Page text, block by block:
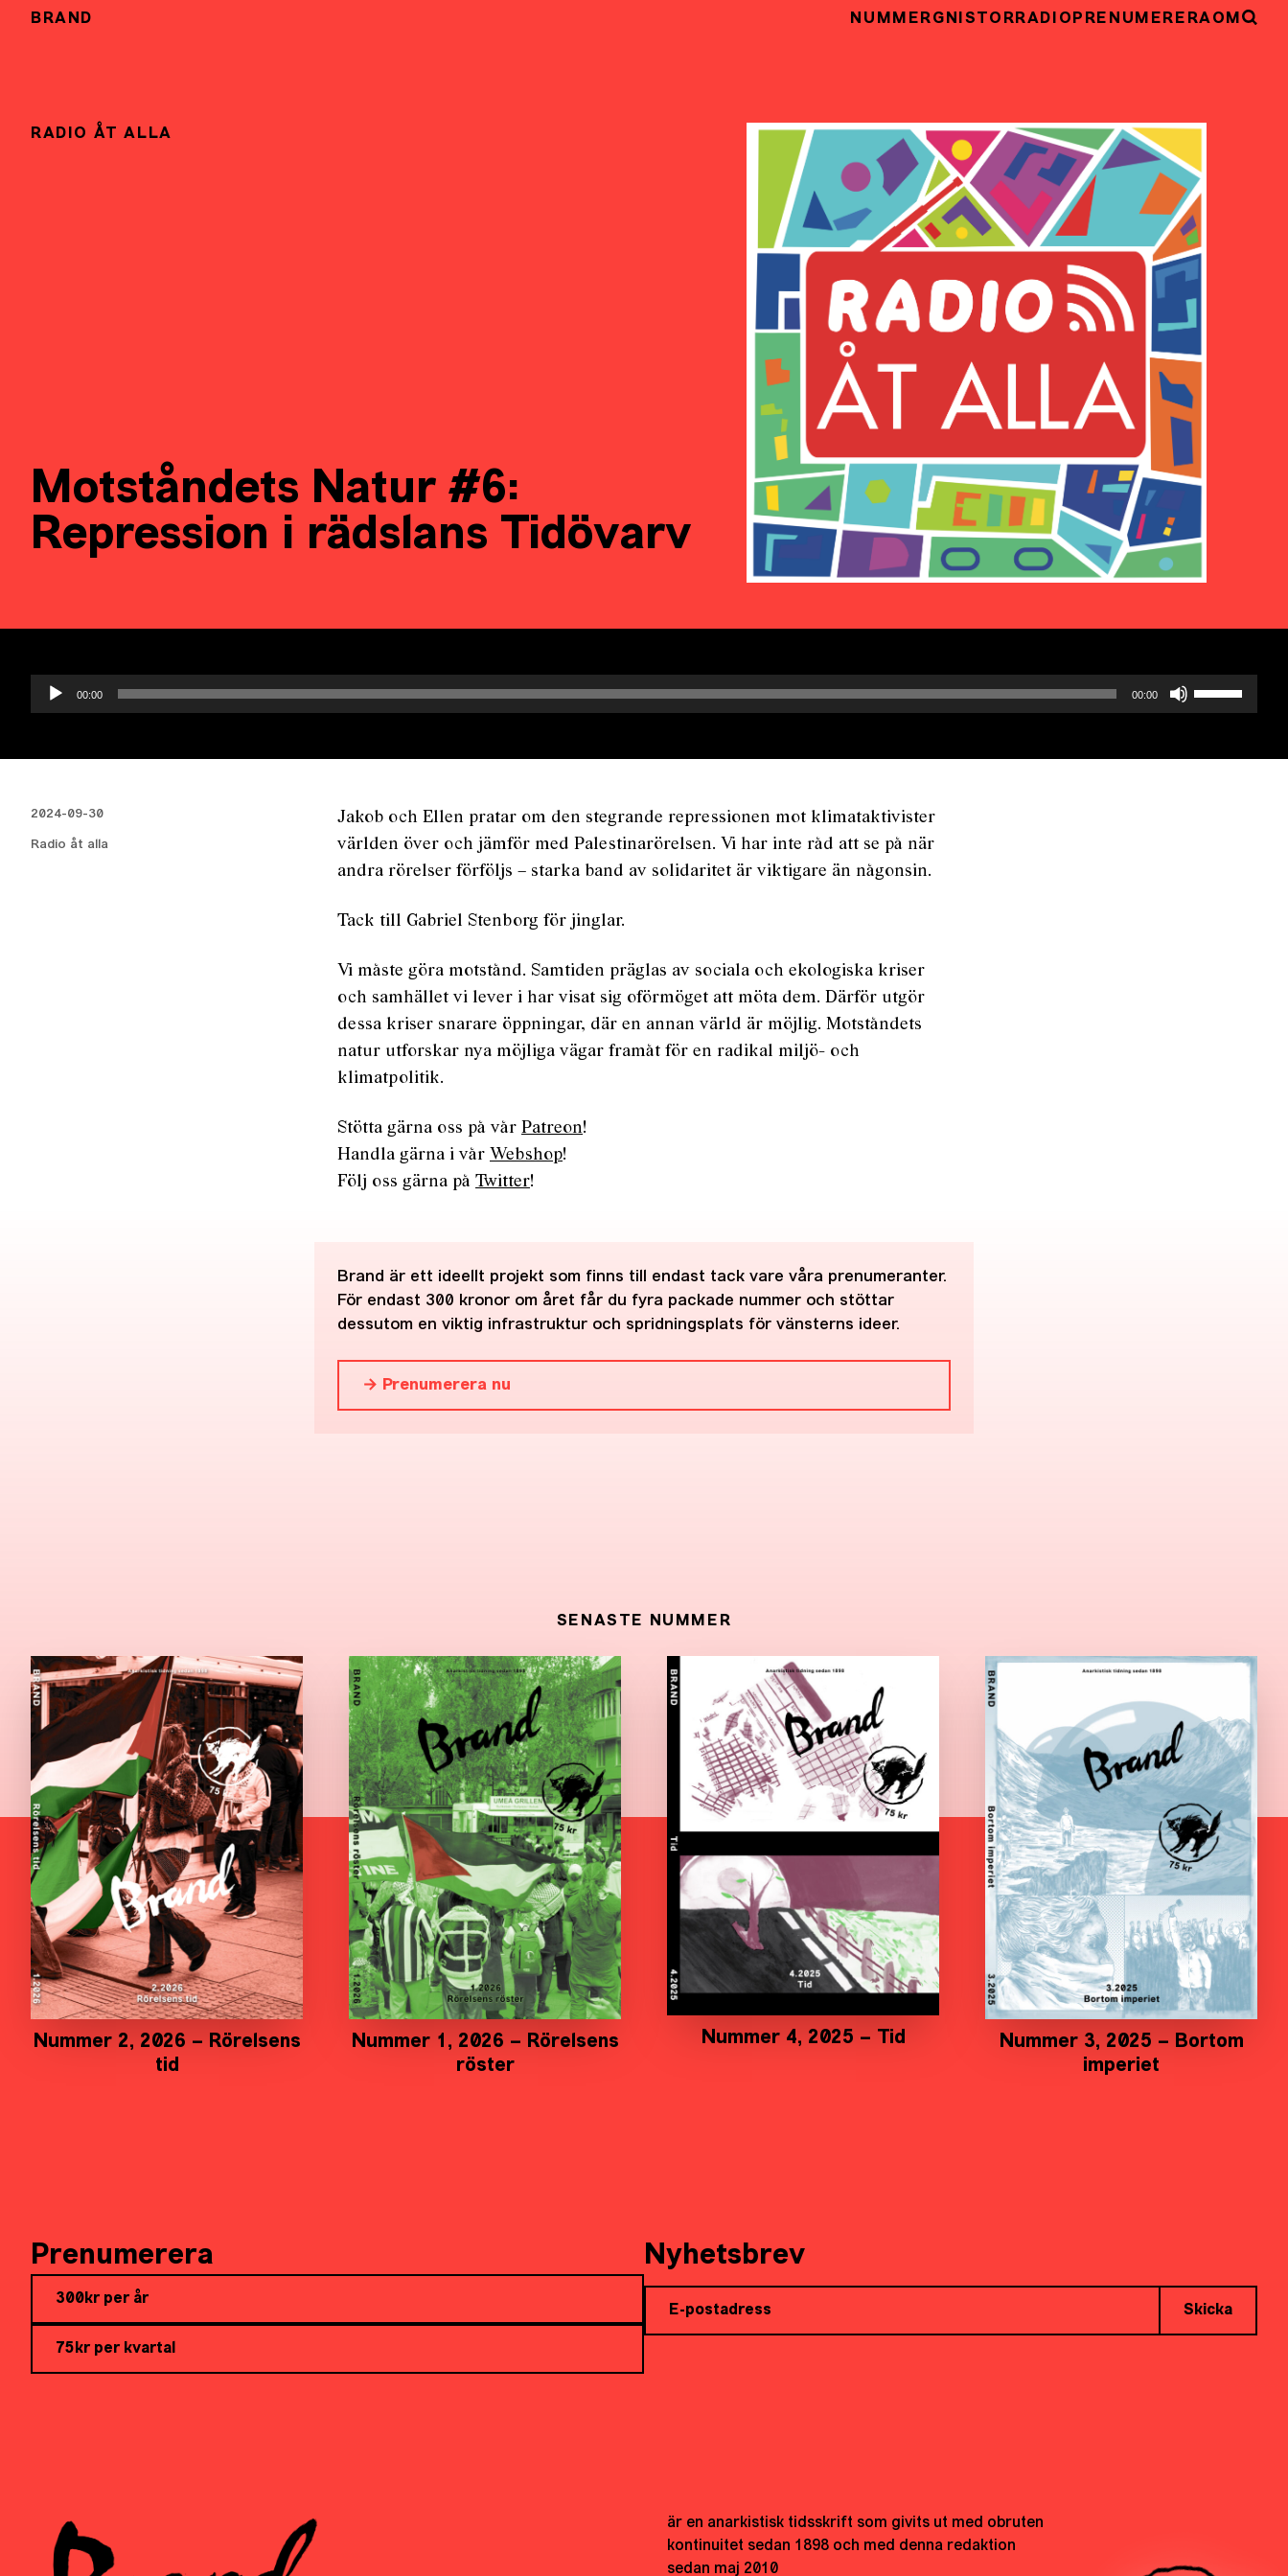
BRAND NUMMERGNISTOR RADIO PRENUMERERAOM
RADIO ÅT ALLA
Motståndets Natur #6:
Repression i rädslans Tidövarv
Ljudspelare
00:00 00:00
2024-09-30
Radio åt alla
Jakob och Ellen pratar om den stegrande repressionen mot klimataktivister
världen över och jämför med Palestinarörelsen. Vi har inte råd att se på när
andra rörelser förföljs – starka band av solidaritet är viktigare än någonsin.
Tack till Gabriel Stenborg för jinglar.
Vi måste göra motstånd. Samtiden präglas av sociala och ekologiska kriser
och samhället vi lever i har visat sig oförmöget att möta dem. Därför utgör
dessa kriser snarare öppningar, där en annan värld är möjlig. Motståndets
natur utforskar nya möjliga vägar framåt för en radikal miljö- och
klimatpolitik.
Stötta gärna oss på vår Patreon!
Handla gärna i vår Webshop!
Följ oss gärna på Twitter!
Brand är ett ideellt projekt som finns till endast tack vare våra prenumeranter.
För endast 300 kronor om året får du fyra packade nummer och stöttar
dessutom en viktig infrastruktur och spridningsplats för vänsterns ideer.
→ Prenumerera nu
SENASTE NUMMER
Nummer 2, 2026 – Rörelsens
tid
Nummer 1, 2026 – Rörelsens
röster
Nummer 4, 2025 – Tid
Nummer 3, 2025 – Bortom
imperiet
Prenumerera
300kr per år
75kr per kvartal
Nyhetsbrev
Skicka
är en anarkistisk tidsskrift som givits ut med obruten
kontinuitet sedan 1898 och med denna redaktion
sedan maj 2010